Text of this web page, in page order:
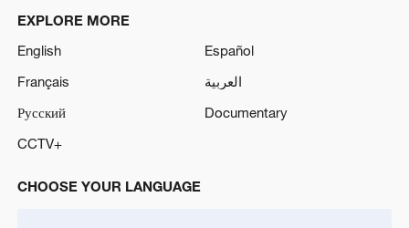
EXPLORE MORE
English
Español
Français
العربية
Русский
Documentary
CCTV+
CHOOSE YOUR LANGUAGE